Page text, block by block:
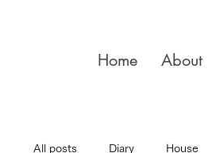
Home About
All posts Diary House